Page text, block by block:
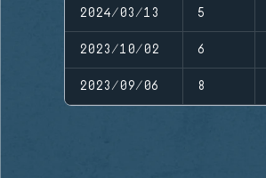
2024/03/13 5
2023/10/02 6
2023/09/06 8